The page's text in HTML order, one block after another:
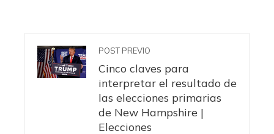
POST PREVIO
Cinco claves para
interpretar el resultado de
las elecciones primarias
de New Hampshire |
Elecciones